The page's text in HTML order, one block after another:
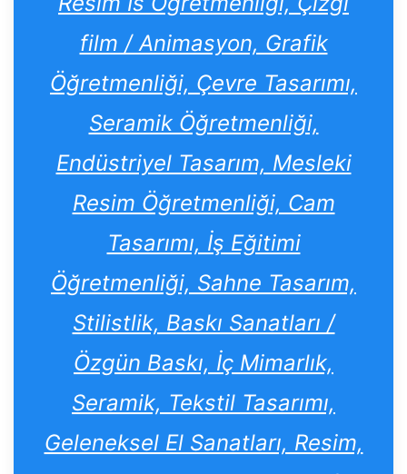
film / Animasyon, Grafik
Öğretmenliği, Çevre Tasarımı,
Seramik Öğretmenliği,
Endüstriyel Tasarım, Mesleki
Resim Öğretmenliği, Cam
Tasarımı, İş Eğitimi
Öğretmenliği, Sahne Tasarım,
Stilistlik, Baskı Sanatları /
Özgün Baskı, İç Mimarlık,
Seramik, Tekstil Tasarımı,
Geleneksel El Sanatları, Resim,